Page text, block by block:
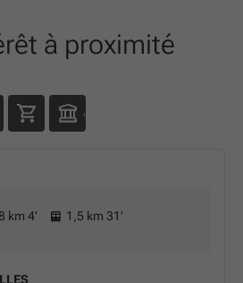
à proximité
km 4'
1,5 km 31'